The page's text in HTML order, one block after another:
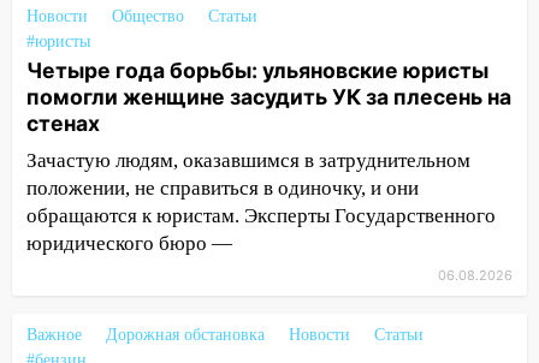
07:18
В Ульяновск идет
тридцатиградусная жара: какая будет
погода в четверг
06:00 Четыре года борьбы: ульяновские
юристы помогли женщине засудить УК
за плесень на стенах
05:00 Кому 6 августа звезды сулят
прибыль, а кому — испытания на
прочность
22:58
Соцсети: на проспекте Тюленева
Новости Общество
Статьи
#юристы
Четыре года борьбы: ульяновские юристы
помогли женщине засудить УК за плесень на
стенах
Зачастую людям, оказавшимся в затруднительном
положении, не справиться в одиночку, и они
обращаются к юристам. Эксперты Государственного
юридического бюро —
06.08.2026
Важное Дорожная обстановка Новости
Статьи